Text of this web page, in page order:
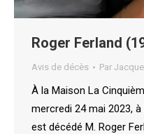
Roger Ferland
Avis de décès Par
À la Maison La
mercredi 24 mai 2023,
est décédé M. Roger